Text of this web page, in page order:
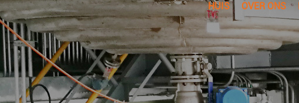
HUIS OVER ONS